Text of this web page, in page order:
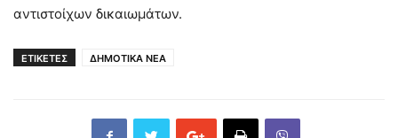
αντιστοίχων δικαιωμάτων.
ΕΤΙΚΕΤΕΣ ΔΗΜΟΤΙΚΑ ΝΕΑ